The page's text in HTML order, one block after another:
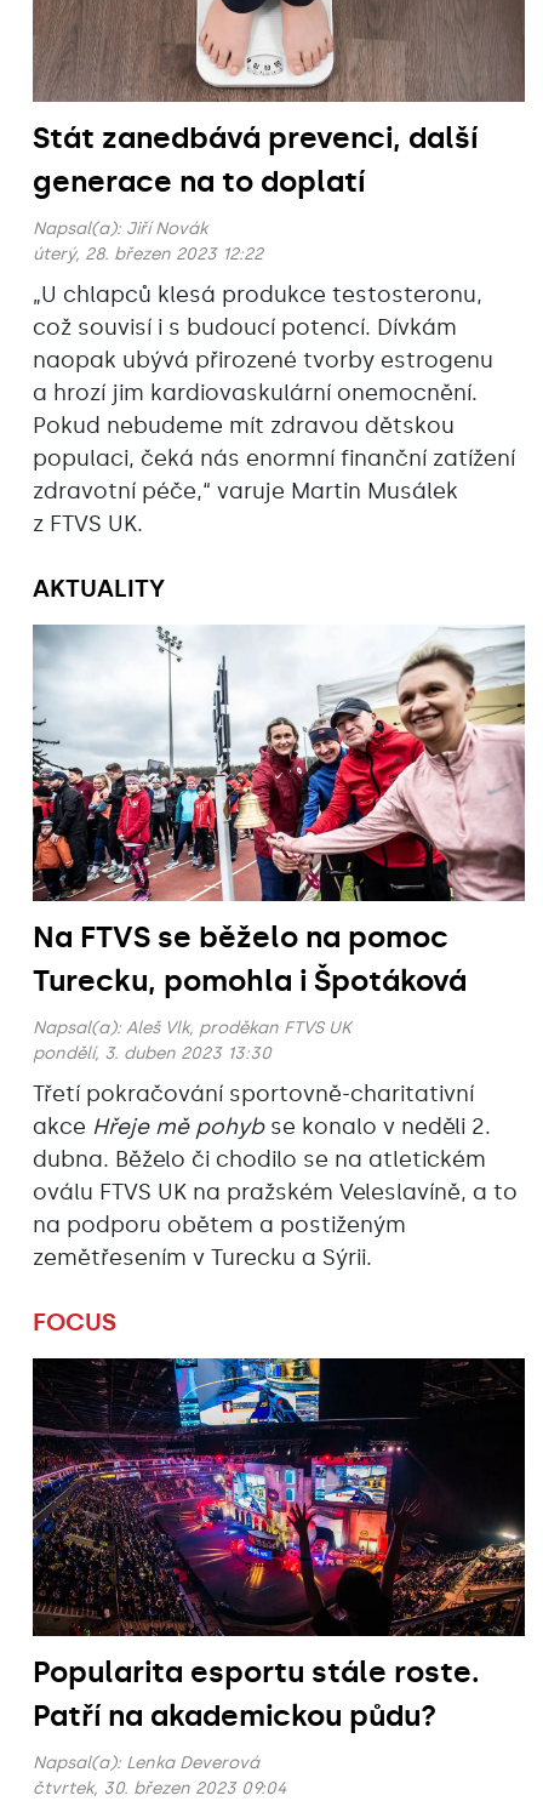
Stát zanedbává prevenci, další
generace na to doplatí
Napsal(a): Jiří Novák
úterý, 28. březen 2023 12:22
„U chlapců klesá produkce testosteronu,
což souvisí i s budoucí potencí. Dívkám
naopak ubývá přirozené tvorby estrogenu
a hrozí jim kardiovaskulární onemocnění.
Pokud nebudeme mít zdravou dětskou
populaci, čeká nás enormní finanční zatížení
zdravotní péče,“ varuje Martin Musálek
z FTVS UK.
AKTUALITY
Na FTVS se běželo na pomoc
Turecku, pomohla i Špotáková
Napsal(a): Aleš Vlk, proděkan FTVS UK
pondělí, 3. duben 2023 13:30
Třetí pokračování sportovně-charitativní
akce Hřeje mě pohybse konalo v neděli 2.
dubna. Běželo či chodilo se na atletickém
oválu FTVS UK na pražském Veleslavíně, a to
na podporu obětem a postiženým
zemětřesením v Turecku a Sýrii.
FOCUS
Popularita esportu stále roste.
Patří na akademickou půdu?
Napsal(a): Lenka Deverová
čtvrtek, 30. březen 2023 09:04